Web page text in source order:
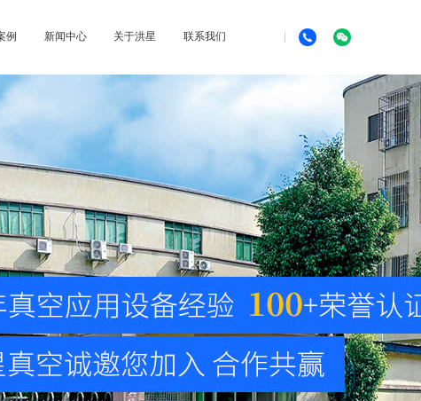
例 新闻中心 关于洪星 联系我们